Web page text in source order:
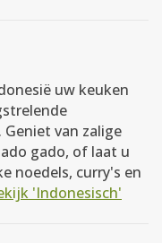
uw keuken
van zalige
gado, of laat u
noedels, curry's en
'Indonesisch'